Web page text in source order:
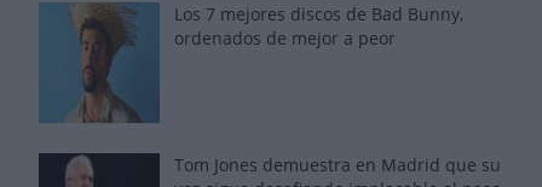
Los 7 mejores discos de Bad Bunny,
ordenados de mejor a peor
Tom Jones demuestra en Madrid que su